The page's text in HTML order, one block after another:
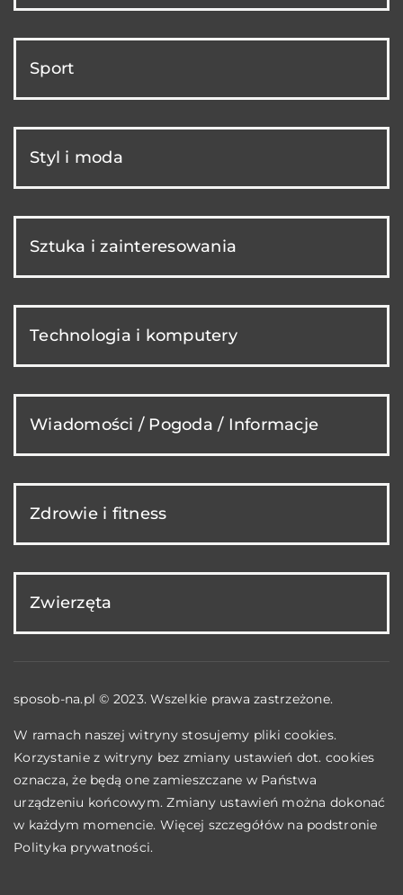
Sport
Styl i moda
Sztuka i zainteresowania
Technologia i komputery
Wiadomości / Pogoda / Informacje
Zdrowie i fitness
Zwierzęta
sposob-na.pl © 2023. Wszelkie prawa zastrzeżone.
W ramach naszej witryny stosujemy pliki cookies.
Korzystanie z witryny bez zmiany ustawień dot. cookies
oznacza, że będą one zamieszczane w Państwa
urządzeniu końcowym. Zmiany ustawień można dokonać
w każdym momencie. Więcej szczegółów na podstronie
Polityka prywatności.